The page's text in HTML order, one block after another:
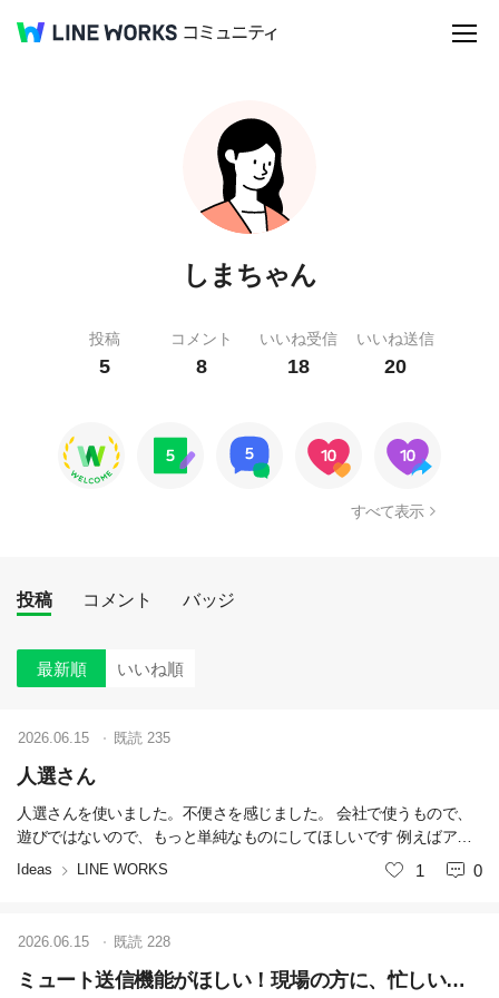
しまちゃん
投稿
5
コメント
8
いいね受信
18
いいね送信
20
すべて表示
投稿 コメント バッジ
最新順 いいね順
人選さん
人選さんを使いました。不便さを感じました。 会社で使うもので、
遊びではないので、もっと単純なものにしてほしいです 例えばアン
ケートみたいなもので抽選というものがあって お客様から10個頂き
物があります。欲しい方はいますか？ 〇欲しい 〇必要ない でほしい
けで自動で抽選されて のちに当選発表があるというものです 人選さ
んは当たった人の名前の読み上げがあって、毎回音が鳴り会議の時
Ideas LINE WORKS
2026.06.15 既読 235
いいね
1 0
ミュート送信機能がほしい！現場の方に、忙しい時になると困ると言われています
2026.06.15 既読 228